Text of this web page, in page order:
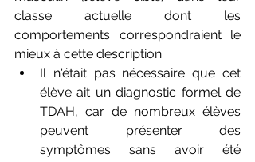
classe actuelle dont les
comportements correspondraient le
mieux à cette description.
Il n'était pas nécessaire que cet
élève ait un diagnostic formel de
TDAH, car de nombreux élèves
peuvent présenter des
symptômes sans avoir été